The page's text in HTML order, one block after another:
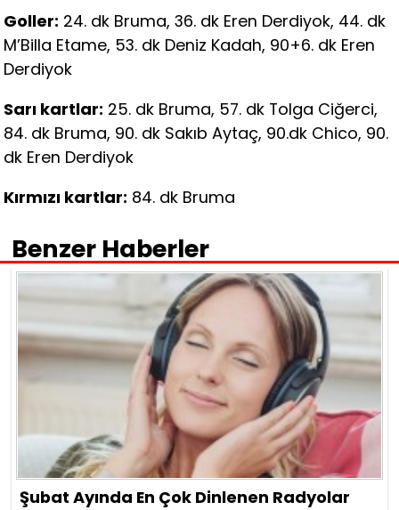
Goller: 24. dk Bruma, 36. dk Eren Derdiyok, 44. dk
M’Billa Etame, 53. dk Deniz Kadah, 90+6. dk Eren
Derdiyok
Sarı kartlar: 25. dk Bruma, 57. dk Tolga Ciğerci,
84. dk Bruma, 90. dk Sakıb Aytaç, 90.dk Chico, 90.
dk Eren Derdiyok
Kırmızı kartlar: 84. dk Bruma
Benzer Haberler
Şubat Ayında En Çok Dinlenen Radyolar